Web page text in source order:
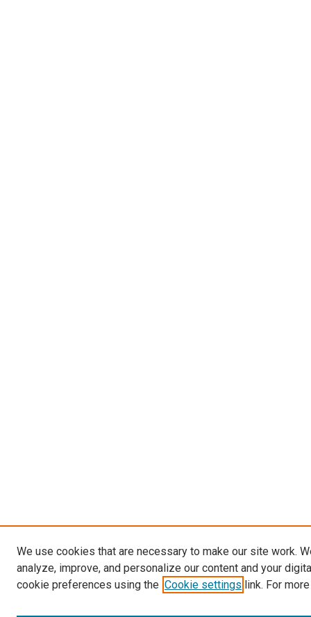
We use cookies that are necessary to make our site work.
analyze, improve, and personalize our content and your
cookie preferences using the Cookie settings link. For